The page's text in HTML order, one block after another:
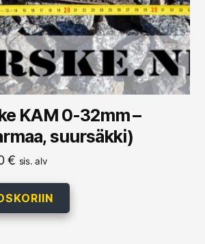
KAM 0-32mm –
suursäkki)
€.
€Nykyinen
on:
159,00 €.
sis. alv